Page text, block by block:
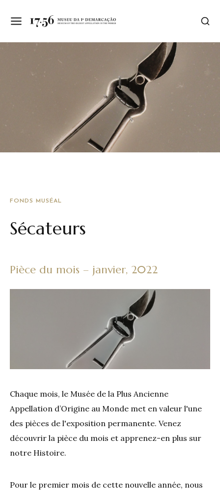
FONDS MUSÉAL
Sécateurs
Pièce du mois – janvier, 2022
Chaque mois, le Musée de la Plus Ancienne
Appellation d’Origine au Monde met en valeur l'une
des pièces de l'exposition permanente. Venez
découvrir la pièce du mois et apprenez-en plus sur
notre Histoire.
Pour le premier mois de cette nouvelle année, nous